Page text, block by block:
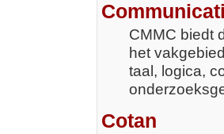
CMMC biedt
het
taal, logica,
Cotan